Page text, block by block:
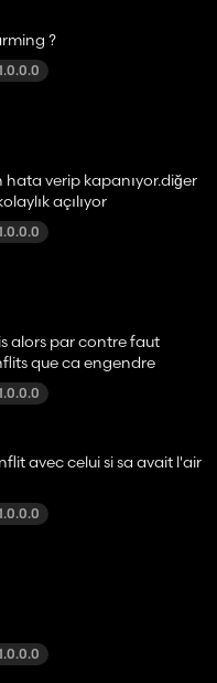
?
verip kapanıyor.diğer
açılıyor
alors par contre faut
que ca engendre
avec celui si sa avait l'air